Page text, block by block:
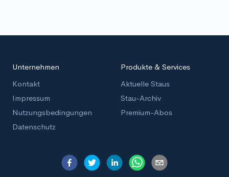
Unternehmen
Kontakt
Impressum
Nutzungsbedingungen
Datenschutz
Produkte & Services
Aktuelle Staus
Stau-Archiv
Premium-Abos